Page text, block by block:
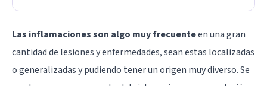
Las inflamaciones son algo muy frecuenteen una gran
cantidad de lesiones y enfermedades, sean estas localizadas
o generalizadas y pudiendo tener un origen muy diverso. Se